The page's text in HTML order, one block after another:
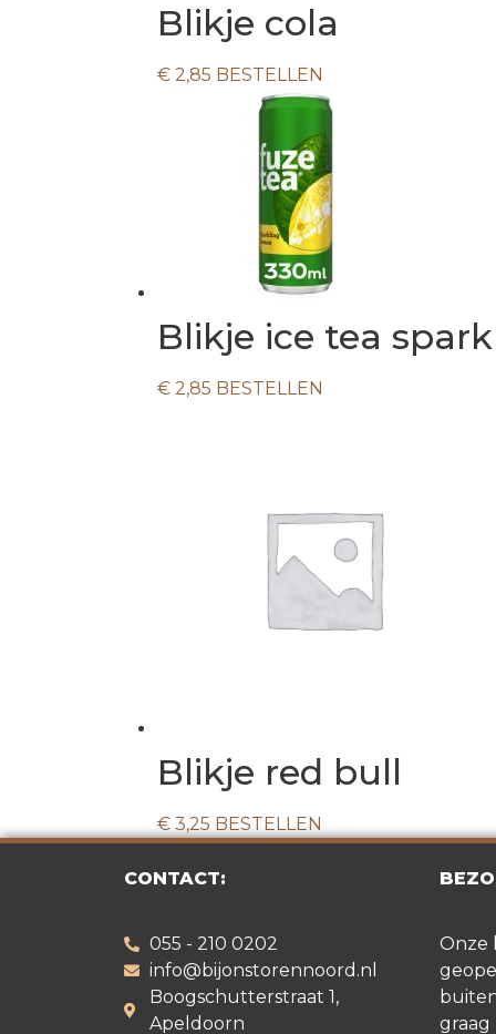
Blikje cola
€ 2,85 BESTELLEN
Blikje ice tea
€ 2,85 BESTELLEN
Blikje red bull
€ 3,25 BESTELLEN
CONTACT:
055 - 210 0202
info@bijonstorennoord.nl
Boogschutterstraat 1,
Apeldoorn
Onze
graag